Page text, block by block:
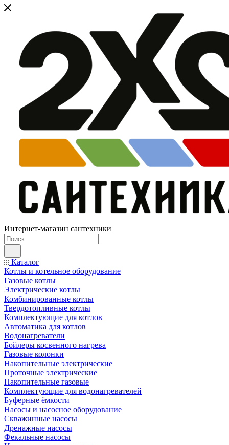
Интернет-магазин сантехники
Каталог
Котлы и котельное оборудование
Газовые котлы
Электрические котлы
Комбинированные котлы
Твердотопливные котлы
Комплектующие для котлов
Автоматика для котлов
Водонагреватели
Бойлеры косвенного нагрева
Газовые колонки
Накопительные электрические
Проточные электрические
Накопительные газовые
Комплектующие для водонагревателей
Буферные ёмкости
Насосы и насосное оборудование
Скважинные насосы
Дренажные насосы
Фекальные насосы